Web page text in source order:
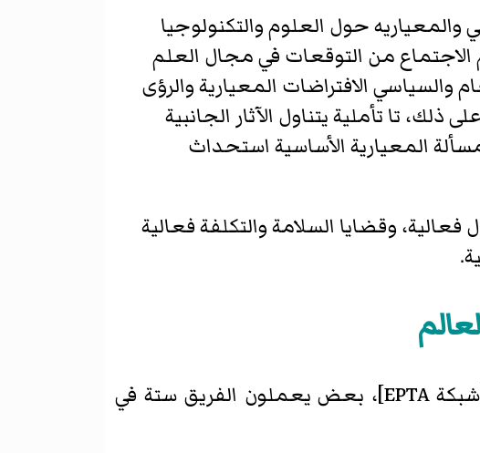
حول العلوم والتكنولوجيا
من التوقعات في مجال العلم
الافتراضات المعيارية والرؤى
تا تأملية يتناول الآثار الجانبية
المعيارية الأساسية استحداث
وقضايا السلامة والتكلفة فعالية
العديد من المؤسسات تا عضوان في تقييم التكنولوجيا البرلمانية الأوروبية (شبكة EPTA]، بعض يعملون الفريق ستة في